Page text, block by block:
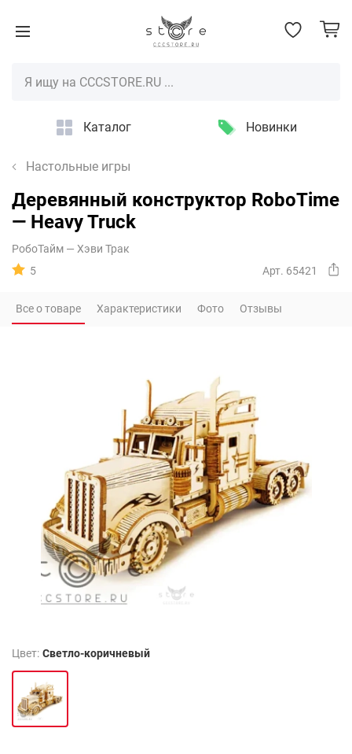
Каталог Новинки
Настольные игры
Деревянный конструктор RoboTime
— Heavy Truck
РобоТайм — Хэви Трак
5
Арт. 65421
Все о товаре Характеристики Фото Отзывы
Цвет: Светло-коричневый